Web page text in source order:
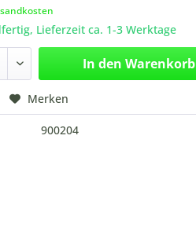
Lieferzeit ca. 1-3 Werktage
In den Warenkorb
Merken
900204